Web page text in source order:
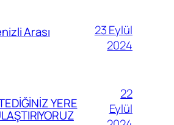
Arası
23 Eylül
2024
YERE
22
Eylül